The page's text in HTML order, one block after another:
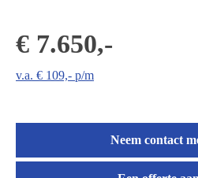
€ 7.650,-
v.a. € 109,- p/m
Neem contact